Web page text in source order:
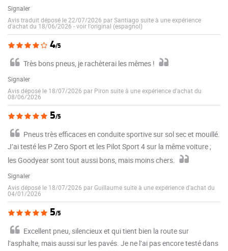
Signaler
Avis traduit déposé le 22/07/2026 par Santiago suite à une expérience
d'achat du 18/06/2026 -voir l'original (espagnol)
4/5
Très bons pneus, je rachèterai les mêmes !
Signaler
Avis déposé le 18/07/2026 par Piron suite à une expérience d'achat du
08/06/2026
5/5
Pneus très efficaces en conduite sportive sur sol sec et mouillé.
J’ai testé les P Zero Sport et les Pilot Sport 4 sur la même voiture ;
les Goodyear sont tout aussi bons, mais moins chers.
Signaler
Avis déposé le 18/07/2026 par Guillaume suite à une expérience d'achat du
04/01/2026
5/5
Excellent pneu, silencieux et qui tient bien la route sur
l’asphalte, mais aussi sur les pavés. Je ne l’ai pas encore testé dans